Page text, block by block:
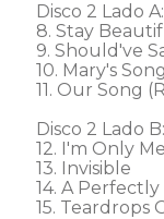
Disco 2 Lado A:
8. Stay
9. Should've
10. Mary's
11. Our Song
Disco 2 Lado B:
12. I'm Only
13. Invisible
14. A
15. Teardrops